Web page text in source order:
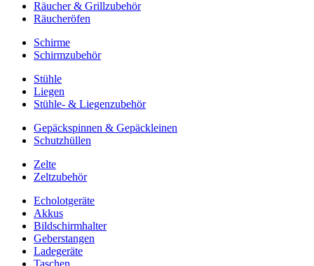
Räucher & Grillzubehör
Räucheröfen
Schirme
Schirmzubehör
Stühle
Liegen
Stühle- & Liegenzubehör
Gepäckspinnen & Gepäckleinen
Schutzhüllen
Zelte
Zeltzubehör
Echolotgeräte
Akkus
Bildschirmhalter
Geberstangen
Ladegeräte
Taschen